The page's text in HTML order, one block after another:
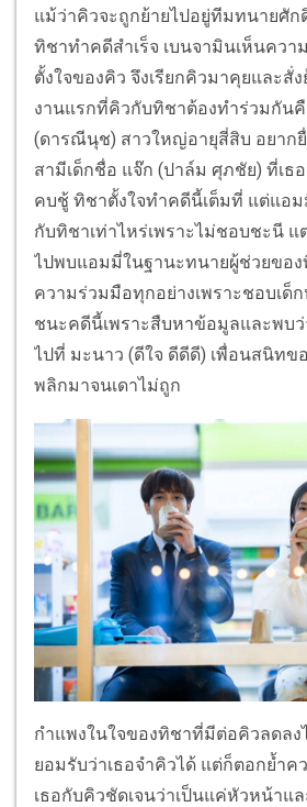
แม้ว่าคิวจะถูกย้ายไปอยู่ทีมทนายศั
ทิชาทำคดีสำเร็จ เบนจามินเห็นควา
ตั้งใจของคิว จึงเรียกคิวมาคุยและสั่
งานแรกที่คิวกับทิชาต้องทำร่วมกั
(ดารณีนุช) สาวใหญ่อายุสี่สิบ อยาก
สามีเด็กชื่อ แจ๊ก (ปาล์ม ศุภชัย) ที่เธ
คบชู้ ทิชาตั้งใจทำคดีนี้เต็มที่ แต่แอ
กับทิชาเท่าไหร่เพราะไม่ชอบชะนี แ
ไปพบแอมมี่ในฐานะทนายผู้ช่วยขอ
ความร่วมมือทุกอย่างเพราะชอบเด็
ชนะคดีนี้เพราะสืบหาข้อมูลและพบ
ไปที่ มะนาว (ดีใจ ดีดีดี) เพื่อนสนิท
พลิกมาจนเดาไม่ถูก
กำแพงในใจของทิชาที่มีต่อคิวลดลง
ยอมรับว่าเธอจำคิวได้ แต่ก็ตอกย้ำ
เธอกับคิวชัดเจนว่าเป็นแค่หัวหน้าแ